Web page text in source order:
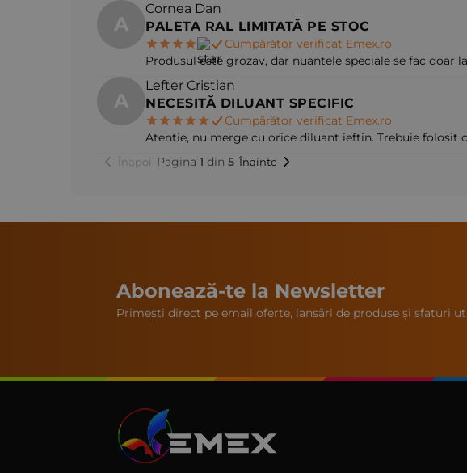
A
Cornea Dan
PALETA RAL LIMITATĂ PE STOC
Cumpărător verificat Emex.ro
Produsul este grozav, dar nuantele speciale se fac
A
Lefter Cristian
NECESITĂ DILUANT SPECIFIC
Cumpărător verificat Emex.ro
Atenție, nu merge cu orice diluant ieftin. Trebuie folosit
Înapoi Pagina 1 din 5 Înainte
Abonează-te la Newsletter
Primești direct pe email oferte, lansări de produse și sfaturi